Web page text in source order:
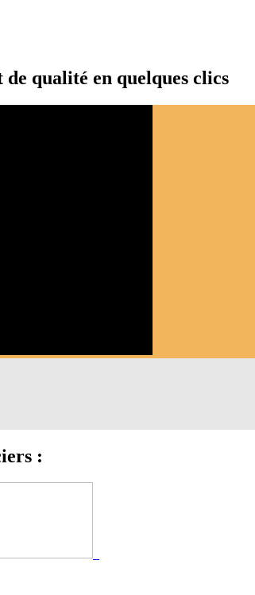
qualité en quelques clics
: